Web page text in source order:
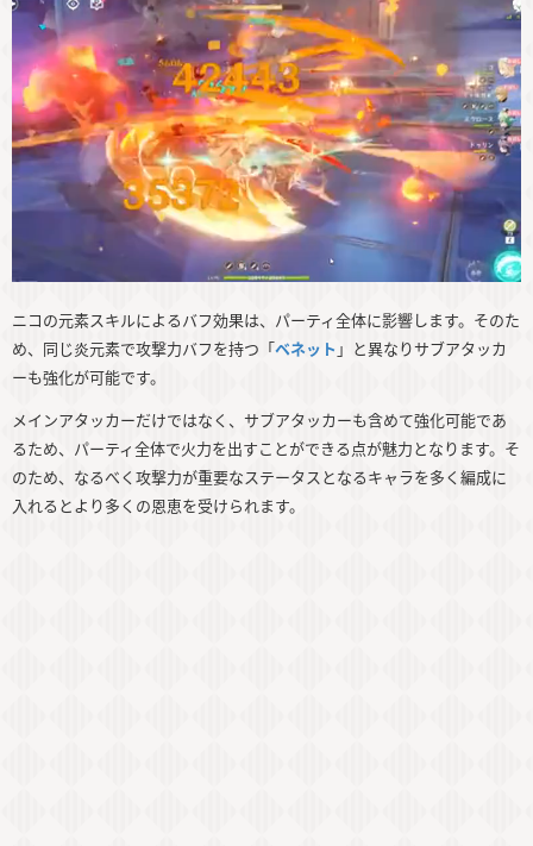
ニコの元素スキルによるバフ効果は、パーティ全体に影響します。そのた
め、同じ炎元素で攻撃力バフを持つ「ベネット 」と異なりサブアタッカ
ーも強化が可能です。
メインアタッカーだけではなく、サブアタッカーも含めて強化可能であ
るため、パーティ全体で火力を出すことができる点が魅力となります。そ
のため、なるべく攻撃力が重要なステータスとなるキャラを多く編成に
入れるとより多くの恩恵を受けられます。